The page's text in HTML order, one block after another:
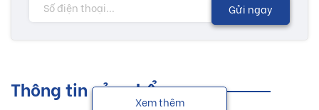
Gửi ngay
Thông tin sản phẩm
Xem thêm